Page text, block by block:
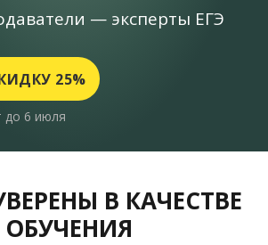
— эксперты ЕГЭ
25%
до 6 июля
В КАЧЕСТВЕ
ОБУЧЕНИЯ